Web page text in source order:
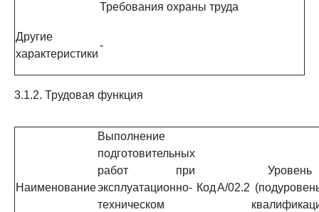
Требования охраны труда
Другие
характеристики
-
3.1.2. Трудовая функция
Наименование
Выполнение
подготовительных
работ при
эксплуатационно-
техническом
КодA/02.2
Уровень